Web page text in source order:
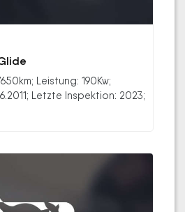
Leistung: 190Kw;
Letzte Inspektion: 2023;